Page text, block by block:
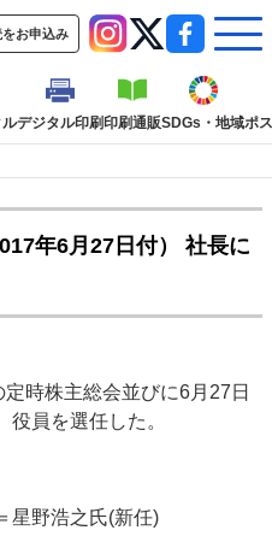
をお申込み
ルデジタル印刷印刷通販SDGs・地域ポ
ス イベント 信用情報
年6月27日付） 社長に
時株主総会並びに6月27日
員を選任した。
星野浩之氏(新任)